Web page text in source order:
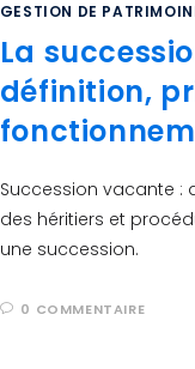
GESTION DE
La
définition,
Succession vacante :
des héritiers et
une succession.
0 COMMENTAIRE